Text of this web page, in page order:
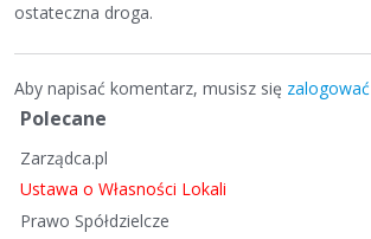
ostateczna droga.
Aby napisać komentarz, musisz się zalogować
S
y
b
k
Polecane
Zarządca.pl
Ustawa o Własności Lokali
Prawo Spółdzielcze